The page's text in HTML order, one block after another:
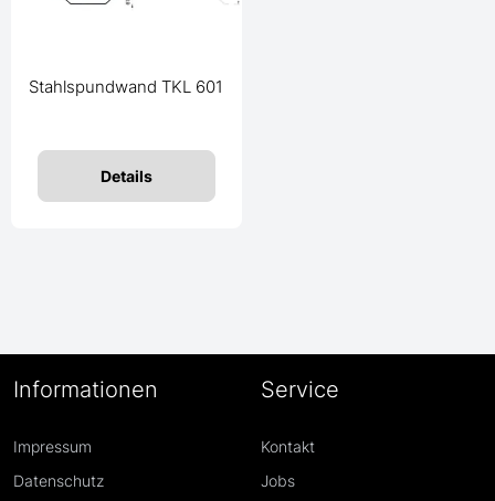
Stahlspundwand TKL 601
Details
Informationen
Impressum
Datenschutz
Service
Kontakt
Jobs